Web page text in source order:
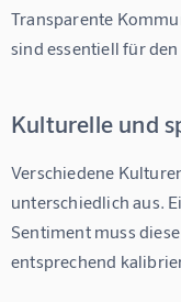
Transparente
sind essentiell für den
Kulturelle und
Verschiedene
unterschiedlich aus.
Sentiment muss
entsprechend